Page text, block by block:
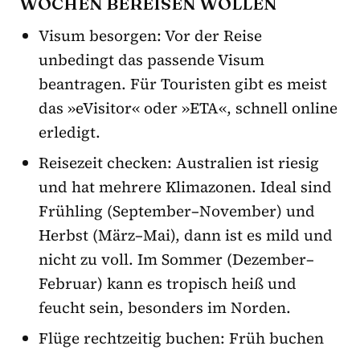
Visum besorgen: Vor der Reise
unbedingt das passende Visum
beantragen. Für Touristen gibt es meist
das »eVisitor« oder »ETA«, schnell online
erledigt.
Reisezeit checken: Australien ist riesig
und hat mehrere Klimazonen. Ideal sind
Frühling (September–November) und
Herbst (März–Mai), dann ist es mild und
nicht zu voll. Im Sommer (Dezember–
Februar) kann es tropisch heiß und
feucht sein, besonders im Norden.
Flüge rechtzeitig buchen: Früh buchen